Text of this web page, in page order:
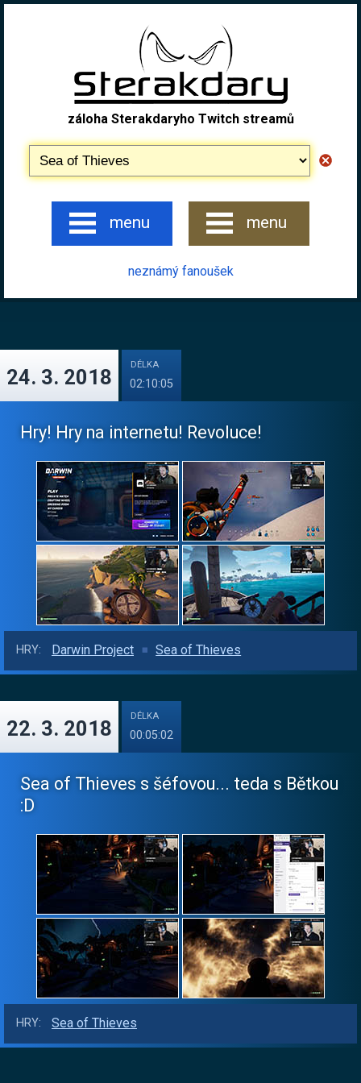
záloha Sterakdaryho Twitch streamů
menu menu
neznámý fanoušek
24. 3. 2018
DÉLKA
02:10:05
Hry! Hry na internetu! Revoluce!
HRY: Darwin Project Sea of Thieves
22. 3. 2018
DÉLKA
00:05:02
Sea of Thieves s šéfovou... teda s Bětkou
:D
HRY: Sea of Thieves